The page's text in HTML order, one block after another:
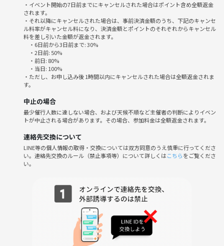
毎日同じことの繰り返しで、これからの生き方どうするのかについて悩
んでいる方
周りに話し合える人がいなくて困っている方
◉この勉強会に参加するとこうなります
日常に新たな意味と充実感を見出すことができます
ストレスや不安を減らし、心の平穏を得る方法を学ぶことができます
仏教の話は初めて聞きました。
こんなに面白いとは思いませんでした！
・イベント開始の7日前までにキャンセルされた場合はポイント含め全額返金
されます。
・それ以降にキャンセルされた場合は、事前決済金額のうち、下記のキャンセ
ル料率がキャンセル料になり、決済金額とポイントのそれぞれからキャンセル
料を差し引いた金額が返金されます。
・6日前から3日前まで: 30%
・2日前: 50%
・前日: 80%
・当日: 100%
・ただし、お申し込み後 1時間以内にキャンセルされた場合は全額返金されま
す。
中止の場合
最少催行人数に達しない場合、および天候不順など主催者の判断によりイベン
トが中止される場合があります。その場合、参加料金は全額返金されます。
連絡先交換について
LINE等の個人情報の取得・交換については双方同意のうえ慎重に行ってくださ
い。連絡先交換のルール（禁止事項等）について詳しくはこちらをご覧くださ
い。